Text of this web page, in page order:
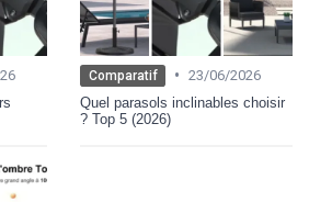
Comparatif • 23/06/2026
Quel parasols inclinables choisir
? Top 5 (2026)